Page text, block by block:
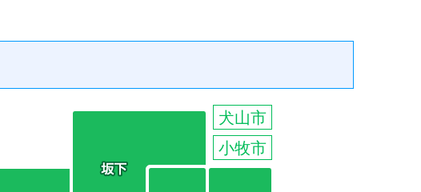
小牧市
犬山市